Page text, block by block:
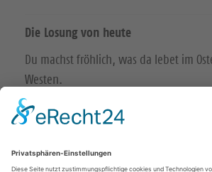
Die Losung von heute
Du machst fröhlich, was da lebet im
Westen.
Psalm 65,9
Der Kerkermeister freute sich mit
Apostelgeschichte 16,34